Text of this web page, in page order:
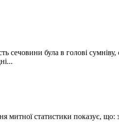
була в голові сумніву,
митної статистики показує, що: